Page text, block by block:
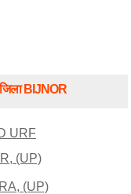
BIJNOR
URF
(UP)
(UP)